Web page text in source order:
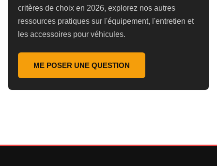
critères de choix en 2026, explorez nos autres
ressources pratiques sur l'équipement, l'entretien et
les accessoires pour véhicules.
ME POSER UNE QUESTION